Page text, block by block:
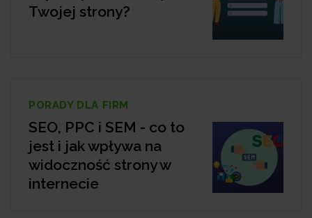
Twojej strony?
PORADY DLA FIRM
SEO, PPC i SEM - co to
jest i jak wpływa na
widoczność strony w
internecie